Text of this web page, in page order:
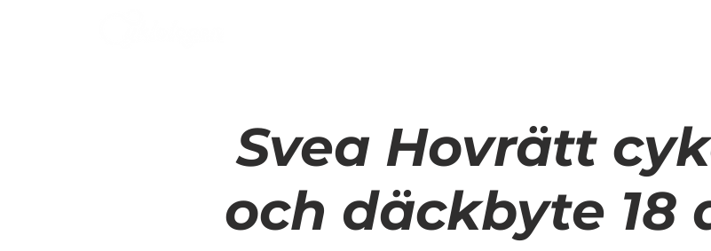
Svea Hovrätt
och däckbyte 18